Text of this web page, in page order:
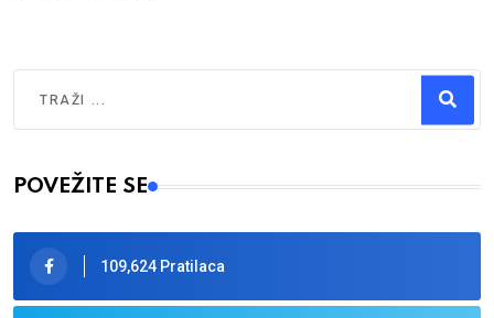
Type 2 or more characters for results.
POVEŽITE SE
109,624 Pratilaca